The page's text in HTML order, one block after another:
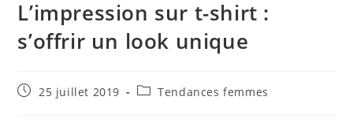
L’impression sur t-shirt :
s’offrir un look unique
Publication
25 juillet 2019
PostTendances femmes